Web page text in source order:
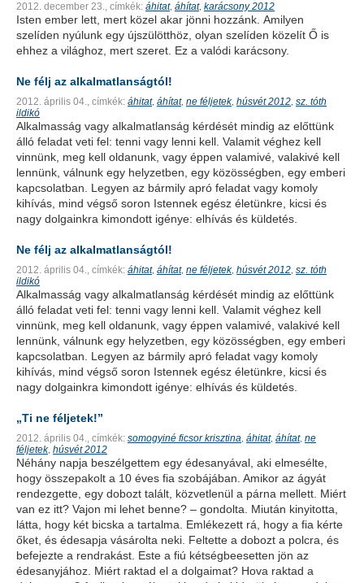
2012. december 23., címkék: áhitat, áhítat, karácsony 2012
Isten ember lett, mert közel akar jönni hozzánk. Amilyen
szelíden nyúlunk egy újszülötthöz, olyan szelíden közelít Ő is
ehhez a világhoz, mert szeret. Ez a valódi karácsony.
Ne félj az alkalmatlanságtól!
2012. április 04., címkék: áhitat, áhítat, ne féljetek, húsvét 2012 sz. tóth
ildikó
Alkalmasság vagy alkalmatlanság kérdését mindig az előttünk
álló feladat veti fel: tenni vagy lenni kell. Valamit véghez kell
vinnünk, meg kell oldanunk, vagy éppen valamivé, valakivé kell
lennünk, válnunk egy helyzetben, egy közösségben, egy emberi
kapcsolatban. Legyen az bármily apró feladat vagy komoly
kihívás, mind végső soron Istennek egész életünkre, kicsi és
nagy dolgainkra kimondott igénye: elhívás és küldetés.
Ne félj az alkalmatlanságtól!
2012. április 04., címkék: áhitat, áhítat, ne féljetek, húsvét 2012 sz. tóth
ildikó
Alkalmasság vagy alkalmatlanság kérdését mindig az előttünk
álló feladat veti fel: tenni vagy lenni kell. Valamit véghez kell
vinnünk, meg kell oldanunk, vagy éppen valamivé, valakivé kell
lennünk, válnunk egy helyzetben, egy közösségben, egy emberi
kapcsolatban. Legyen az bármily apró feladat vagy komoly
kihívás, mind végső soron Istennek egész életünkre, kicsi és
nagy dolgainkra kimondott igénye: elhívás és küldetés.
„Ti ne féljetek!”
2012. április 04., címkék: somogyiné ficsor krisztina áhitat, áhítat, ne
féljetek, húsvét 2012
Néhány napja beszélgettem egy édesanyával, aki elmesélte,
hogy összepakolt a 10 éves fia szobájában. Amikor az ágyát
rendezgette, egy dobozt talált, közvetlenül a párna mellett. Miért
van ez itt? Vajon mi lehet benne? – gondolta. Miután kinyitotta,
látta, hogy két bicska a tartalma. Emlékezett rá, hogy a fia kérte
őket, és édesapja vásárolta neki. Feltette a dobozt a polcra, és
befejezte a rendrakást. Este a fiú kétségbeesetten jön az
édesanyjához. Miért raktad el a dolgaimat? Hova raktad a